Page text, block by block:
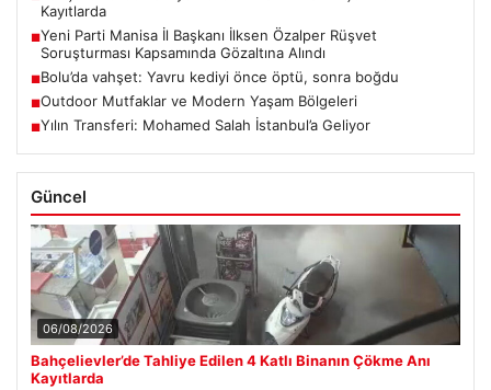
Kayıtlarda
■Yeni Parti Manisa İl Başkanı İlksen Özalper Rüşvet
Soruşturması Kapsamında Gözaltına Alındı
■Bolu’da vahşet: Yavru kediyi önce öptü, sonra boğdu
■Outdoor Mutfaklar ve Modern Yaşam Bölgeleri
■Yılın Transferi: Mohamed Salah İstanbul’a Geliyor
Güncel
06/08/2026
Bahçelievler’de Tahliye Edilen 4 Katlı Binanın Çökme Anı
Kayıtlarda